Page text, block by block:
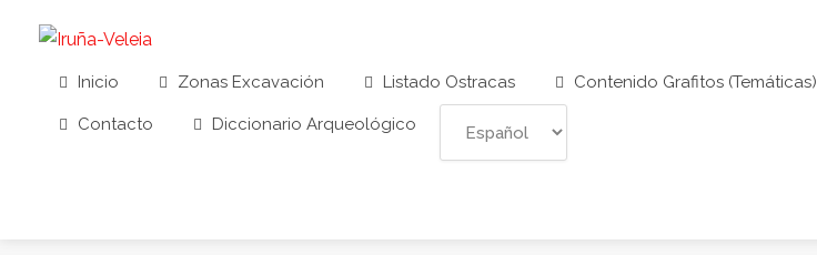
Inicio Zonas Excavación Listado Ostracas Contenido Grafitos (Temáticas)
Contacto Diccionario Arqueológico